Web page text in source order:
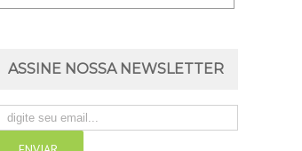
ASSINE NOSSA NEWSLETTER